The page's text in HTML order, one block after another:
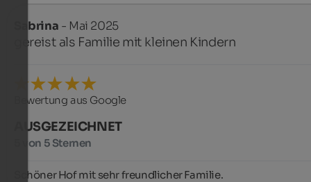
Sabrina - Mai 2025
gereist als Familie mit kleinen Kindern
Bewertung aus Google
AUSGEZEICHNET
5 von 5 Sternen
Schöner Hof mit sehr freundlicher Familie.